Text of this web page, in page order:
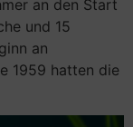
an den Start
und 15
an
1959 hatten die